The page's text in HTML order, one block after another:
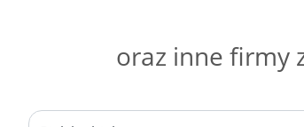
oraz inne firmy